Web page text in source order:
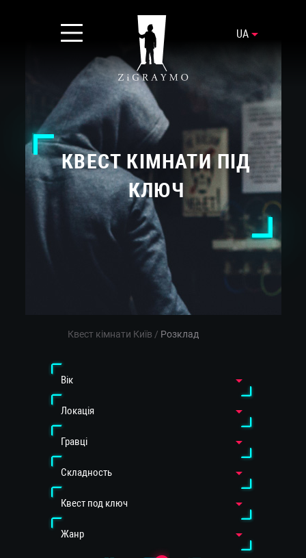
UA
КВЕСТ КІМНАТИ ПІД
КЛЮЧ
Квест кімнати Київ / Розклад
Вiк
Локація
Гравці
Cкладность
Квест под ключ
Жанр